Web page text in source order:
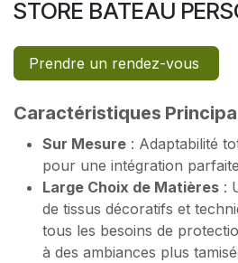
STORE BATEAU
Prendre un rendez-vous
Caractéristiques
Sur Mesure : Adaptabilité
pour une intégration
Large Choix de Matières :
de tissus décoratifs et
tous les besoins de
à des ambiances plus